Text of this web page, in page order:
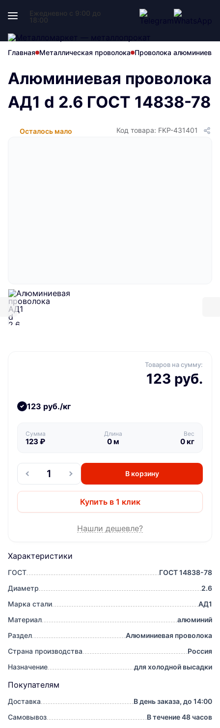
Ежедневно с 9:00 до
18:00
Главная Металлическая проволока Проволока алюминиевая
Алюминиевая проволока
АД1 d 2.6 ГОСТ 14838-78
Осталось мало Код товара: FKP-431401
Характеристики
ГОСТ
ГОСТ 14838-78
Диаметр
2.6
Марка стали
АД1
Материал
алюминий
Раздел
Алюминиевая проволока
Страна производства
Россия
Назначение
для холодной высадки
Покупателям
Доставка
В день заказа, до 14:00
Самовывоз
В течение 48 часов
Товаров на сумму:
123 руб.
123 руб./кг
Сумма
123 ₽
Длина
0м
Вес
0кг
В корзину
Купить в 1 клик
Нашли дешевле?